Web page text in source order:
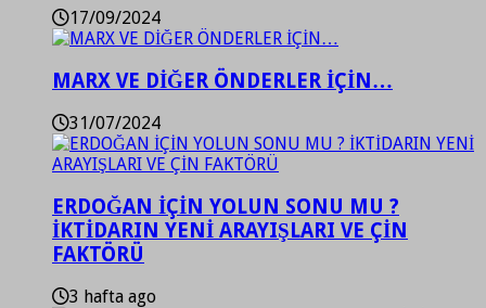
17/09/2024
MARX VE DİĞER ÖNDERLER İÇİN…
31/07/2024
ERDOĞAN İÇİN YOLUN SONU MU ?
İKTİDARIN YENİ ARAYIŞLARI VE ÇİN
FAKTÖRÜ
3 hafta ago